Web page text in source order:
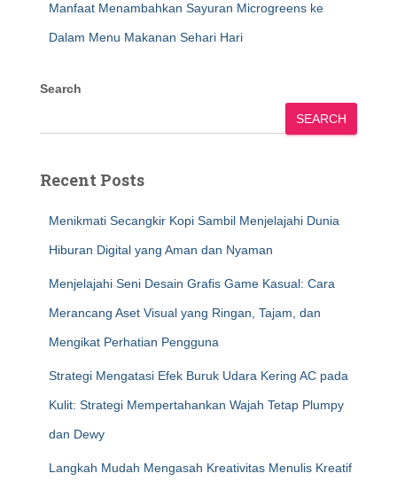
Manfaat Menambahkan Sayuran Microgreens ke
Dalam Menu Makanan Sehari Hari
Search
SEARCH
Recent Posts
Menikmati Secangkir Kopi Sambil Menjelajahi Dunia
Hiburan Digital yang Aman dan Nyaman
Menjelajahi Seni Desain Grafis Game Kasual: Cara
Merancang Aset Visual yang Ringan, Tajam, dan
Mengikat Perhatian Pengguna
Strategi Mengatasi Efek Buruk Udara Kering AC pada
Kulit: Strategi Mempertahankan Wajah Tetap Plumpy
dan Dewy
Langkah Mudah Mengasah Kreativitas Menulis Kreatif